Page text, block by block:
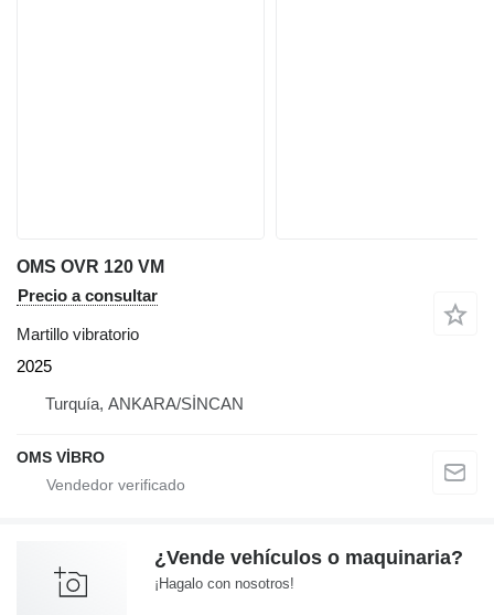
OMS OVR 120 VM
Precio a consultar
Martillo vibratorio
2025
Turquía, ANKARA/SİNCAN
OMS VİBRO
¿Vende vehículos o maquinaria?
¡Hagalo con nosotros!